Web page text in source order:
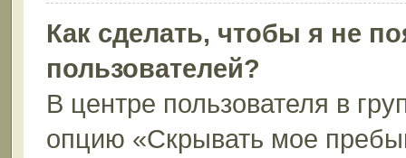
Как сделать, чтобы я не
пользователей?
В центре пользователя в
опцию «Скрывать мое